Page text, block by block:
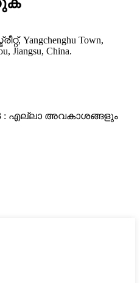
Yangchenghu Town,
Jiangsu, China.
: എല്ലാ അവകാശങ്ങളും